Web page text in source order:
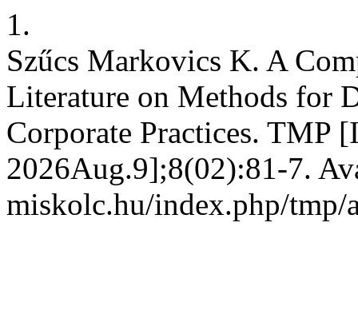
1.
Szűcs Markovics K. A
Literature on Methods for
Corporate Practices. TMP
2026Aug.9];8(02):81-7.
miskolc.hu/index.php/